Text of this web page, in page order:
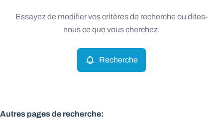
Essayez de modifier vos critères de recherche ou dites-
nous ce que vous cherchez.
Recherche
Autres pages de recherche: